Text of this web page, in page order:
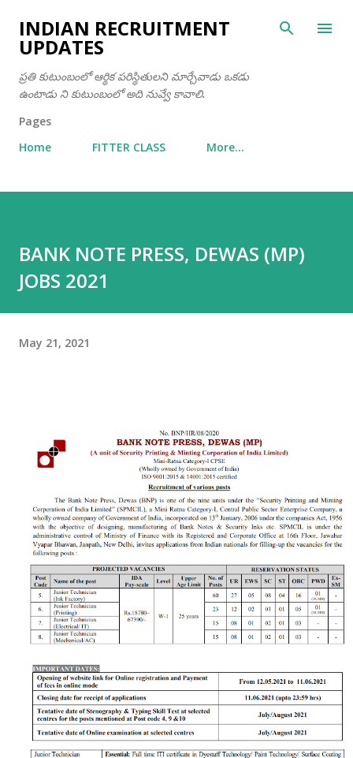
Skip to main content
INDIAN RECRUITMENT
UPDATES
ప్రతి కుటుంబంలో ఆర్థిక పరిస్థితులని మార్చేవాడు ఒకడు
ఉంటాడు ని కుటుంబంలో అది నువ్వే కావాలి.
Pages
Home
FITTER CLASS More…
BANK NOTE PRESS, DEWAS (MP)
JOBS 2021
May 21, 2021